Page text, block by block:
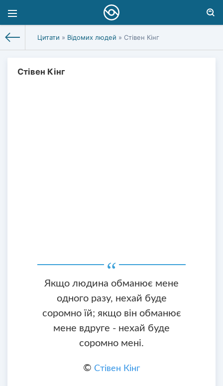
Цитати » Відомих людей » Стівен Кінг
Стівен Кінг
Якщо людина обманює мене
одного разу, нехай буде
соромно їй; якщо він обманює
мене вдруге - нехай буде
соромно мені.
© Стівен Кінг